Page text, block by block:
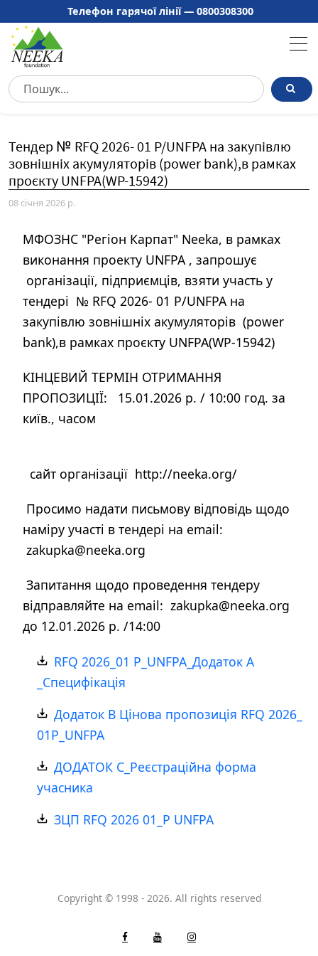
Телефон гарячої лінії — 0800308300
Тендер № RFQ 2026- 01 Р/UNFPA на закупівлю
зовнішніх акумуляторів (power bank),в рамках
08 січня 2026 р.
МФОЗНС "Регіон Карпат" Neeka, в рамках
виконання проекту UNFPA , запрошує
організації, підприємців, взяти участь у
тендері № RFQ 2026- 01 Р/UNFPA на
закупівлю зовнішніх акумуляторів (power
bank),в рамках проєкту UNFPA(WP-15942)
КІНЦЕВИЙ ТЕРМІН ОТРИМАННЯ
ПРОПОЗИЦІЇ: 15.01.2026 р. / 10:00 год. за
київ., часом
сайт організації http://neeka.org/
Просимо надати письмову відповідь щодо
наміру участі в тендері на email:
zakupka@neeka.org
Запитання щодо проведення тендеру
відправляйте на email: zakupka@neeka.org
до 12.01.2026 р. /14:00
RFQ 2026_01 P_UNFPA_Додаток А
_Специфікація
Додаток В Цінова пропозиція RFQ 2026_
01Р_UNFPA
ДОДАТОК С_Реєстраційна форма
учасника
ЗЦП RFQ 2026 01_Р UNFPA
Copyright © 1998 - 2026. All rights reserved